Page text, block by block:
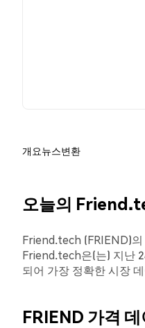
개요뉴스변환
오늘의
Friend.tech (FRIEND)
Friend.tech은(는) 지난
되어 가장 정확한 시장
FRIEND 가격